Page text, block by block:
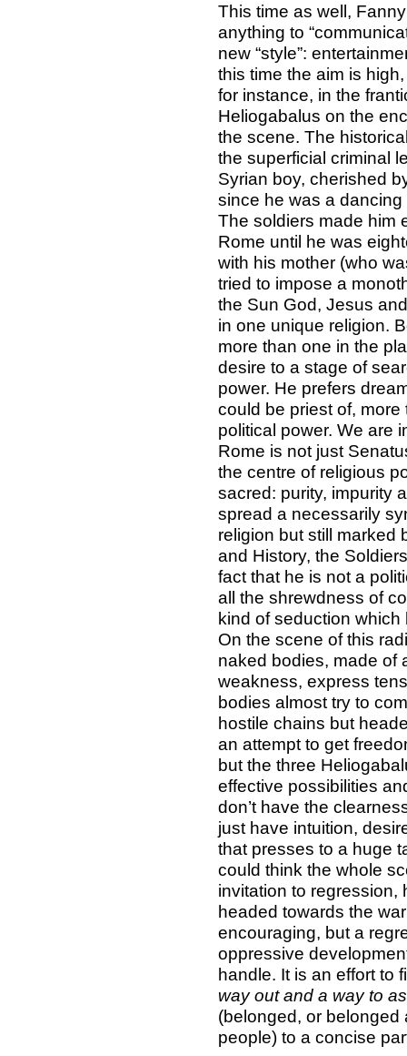
This time as well,
anything to
new “style”:
this time the aim is
for instance, in the
Heliogabalus on the
the scene. The
the superficial criminal
Syrian boy, cherished
since he was a
The soldiers made him
Rome until he was
with his mother (who
tried to impose a
the Sun God, Jesus
in one unique religion.
more than one in the
desire to a stage of
power. He prefers
could be priest of,
political power. We are
Rome is not just
the centre of religious
sacred: purity, impurity
spread a necessarily
religion but still marked
and History, the
fact that he is not a
all the shrewdness of
kind of seduction
On the scene of this
naked bodies, made of
weakness, express
bodies almost try to
hostile chains but
an attempt to get
but the three
effective possibilities
don’t have the
just have intuition,
that presses to a huge
could think the whole
invitation to regression,
headed towards the
encouraging, but a
oppressive
handle. It is an effort to
way out and a way to
(belonged, or belonged
people) to a concise